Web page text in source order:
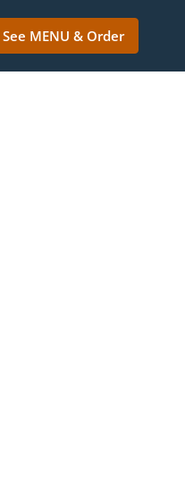
See MENU & Order